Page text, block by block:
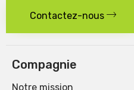
Contactez-nous
Compagnie
Notre mission